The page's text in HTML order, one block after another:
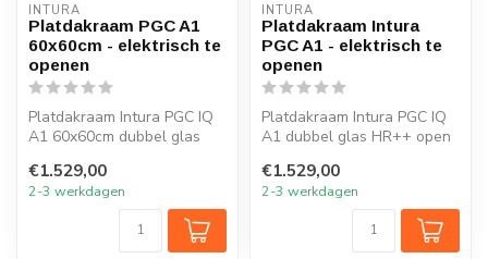
INTURA
Platdakraam PGC A1
60x60cm - elektrisch te
openen
Platdakraam Intura PGC IQ
A1 60x60cm dubbel glas
eenvoudig...
€1.529,00
2-3 werkdagen
INTURA
Platdakraam Intura
PGC A1 - elektrisch te
openen
Platdakraam Intura PGC IQ
A1 dubbel glas HR++ open
afs...
€1.529,00
2-3 werkdagen